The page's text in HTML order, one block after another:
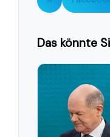
Das könnte